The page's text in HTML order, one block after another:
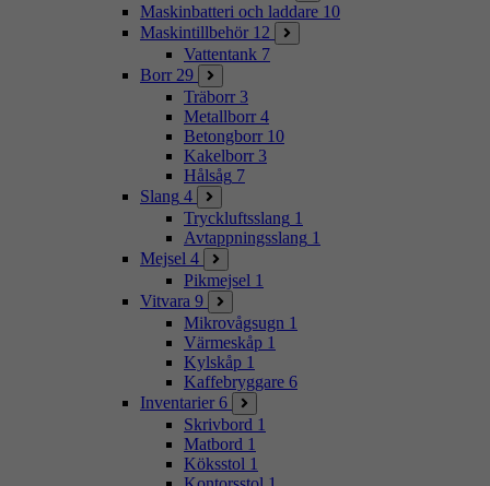
Maskinbatteri och laddare 10
Maskintillbehör 12
Vattentank 7
Borr 29
Träborr 3
Metallborr 4
Betongborr 10
Kakelborr 3
Hålsåg 7
Slang 4
Tryckluftsslang 1
Avtappningsslang 1
Mejsel 4
Pikmejsel 1
Vitvara 9
Mikrovågsugn 1
Värmeskåp 1
Kylskåp 1
Kaffebryggare 6
Inventarier 6
Skrivbord 1
Matbord 1
Köksstol 1